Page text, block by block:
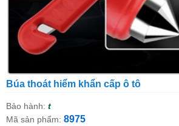
Búa thoát hiểm khẩn cấp ô tô
Bảo hành: t
Mã sản phẩm: 8975